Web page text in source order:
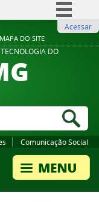
MAPA DO SITE
BR
Participe
Legislação
Acessar
DO
Comunicação Social